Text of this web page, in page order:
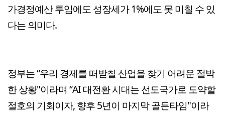
가경정예산 투입에도 성장세가 1%에도 못 미칠 수 있
다는 의미다.
정부는 “우리 경제를 떠받칠 산업을 찾기 어려운 절박
한 상황"이라며 “AI 대전환 시대는 선도국가로 도약할
절호의 기회이자, 향후 5년이 마지막 골든타임"이라